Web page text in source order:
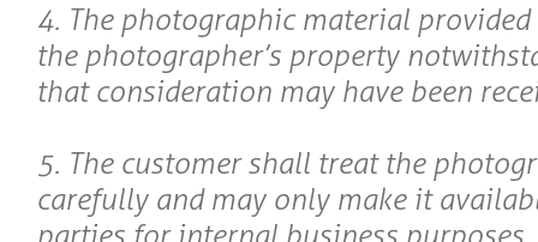
4. The photographic material
the photographer’s property
that consideration may have been
5. The customer shall treat the
carefully and may only make it